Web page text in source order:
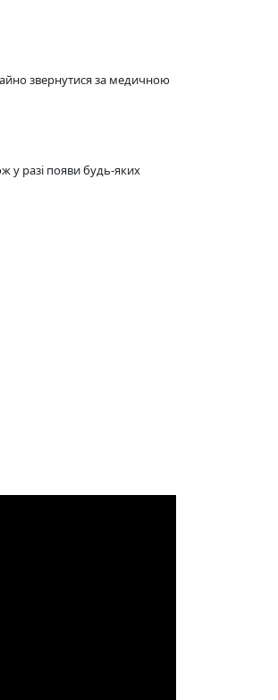
звернутися за медичною
у разі появи будь-яких